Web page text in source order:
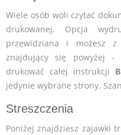
Wiele osób woli czytać
drukowanej. Opcja
przewidziana i możesz
znajdujący się powyżej -
drukować całej instrukcji
jedynie wybrane strony.
Streszczenia
Poniżej znajdziesz zajawki